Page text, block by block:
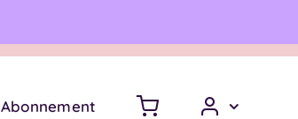
Abonnement